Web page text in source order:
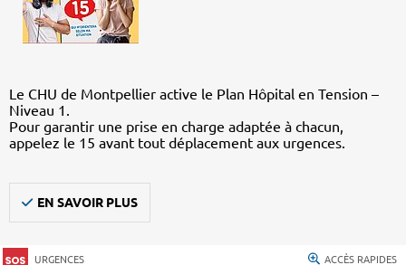
Le CHU de Montpellier active le Plan Hôpital en Tension –
Niveau 1.
Pour garantir une prise en charge adaptée à chacun,
appelez le 15 avant tout déplacement aux urgences.
EN SAVOIR PLUS
URGENCES ACCÈS RAPIDES